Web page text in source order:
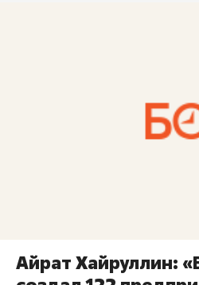
Айрат Хайруллин: